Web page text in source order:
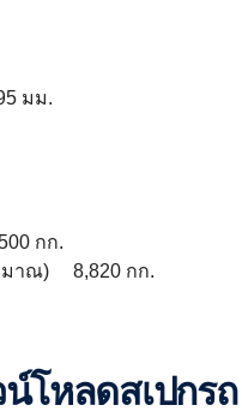
มม.
กก.
มาณ) 8,820 กก.
น์โหลดสเปกรถ